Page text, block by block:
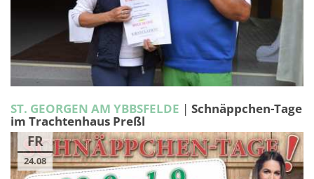
ST. GEORGEN AM YBBSFELDE | Schnäppchen-Tage
im Trachtenhaus Preßl
FR
24.08